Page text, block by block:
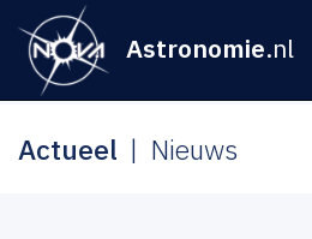
Astronomie.nl
Actueel Nieuws